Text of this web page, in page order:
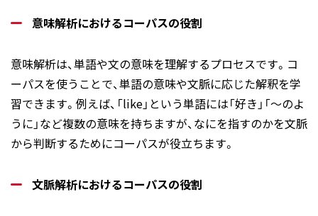
意味解析におけるコーパスの役割
意味解析は、単語や文の意味を理解するプロセスです。コ
ーパスを使うことで、単語の意味や文脈に応じた解釈を学
習できます。例えば、「like」という単語には「好き」「～のよ
うに」など複数の意味を持ちますが、なにを指すのかを文脈
から判断するためにコーパスが役立ちます。
文脈解析におけるコーパスの役割